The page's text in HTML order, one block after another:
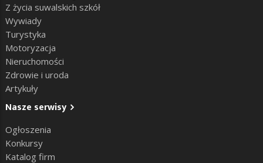
Z życia suwalskich szkół
Wywiady
Turystyka
Motoryzacja
Nieruchomości
Zdrowie i uroda
Artykuły
Nasze serwisy
Ogłoszenia
Konkursy
Katalog firm